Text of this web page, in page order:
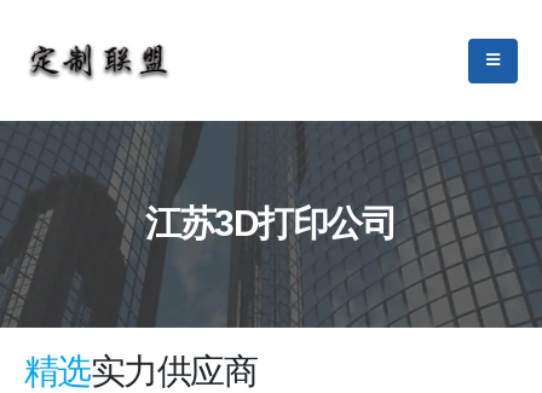
江苏3D打印公司
精选实力供应商